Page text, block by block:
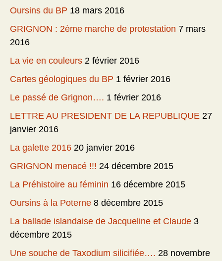
Oursins du BP 18 mars 2016
GRIGNON : 2ème marche de protestation 7 mars
2016
La vie en couleurs 2 février 2016
Cartes géologiques du BP 1 février 2016
Le passé de Grignon…. 1 février 2016
LETTRE AU PRESIDENT DE LA REPUBLIQUE 27
janvier 2016
La galette 2016 20 janvier 2016
GRIGNON menacé !!! 24 décembre 2015
La Préhistoire au féminin 16 décembre 2015
Oursins à la Poterne 8 décembre 2015
La ballade islandaise de Jacqueline et Claude 3
décembre 2015
Une souche de Taxodium silicifiée…. 28 novembre